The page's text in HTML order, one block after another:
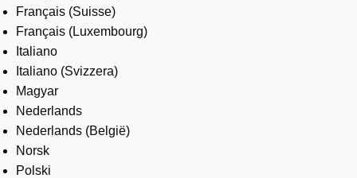
Français (Suisse)
Français (Luxembourg)
Italiano
Italiano (Svizzera)
Magyar
Nederlands
Nederlands (België)
Norsk
Polski